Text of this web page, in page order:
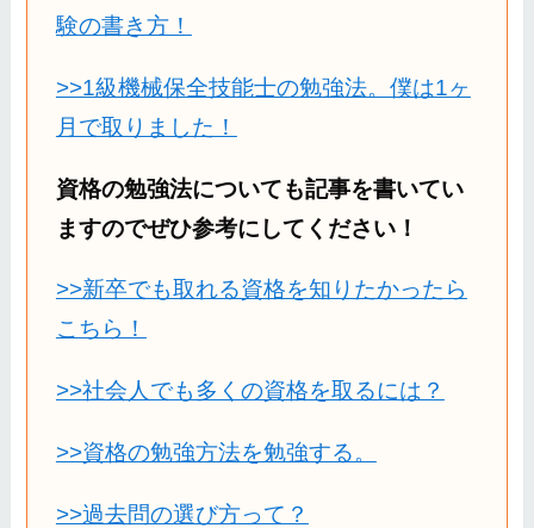
験の書き方！
>>1級機械保全技能士の勉強法。僕は1ヶ
月で取りました！
資格の勉強法についても記事を書いてい
ますのでぜひ参考にしてください！
>>新卒でも取れる資格を知りたかったら
こちら！
>>社会人でも多くの資格を取るには？
>>資格の勉強方法を勉強する。
>>過去問の選び方って？